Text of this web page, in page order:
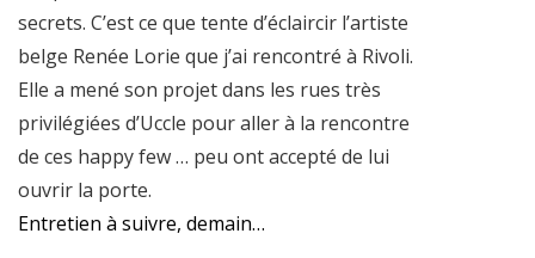
secrets. C’est ce que tente d’éclaircir l’artiste
belge Renée Lorie que j’ai rencontré à Rivoli.
Elle a mené son projet dans les rues très
privilégiées d’Uccle pour aller à la rencontre
de ces happy few … peu ont accepté de lui
ouvrir la porte.
Entretien à suivre, demain…